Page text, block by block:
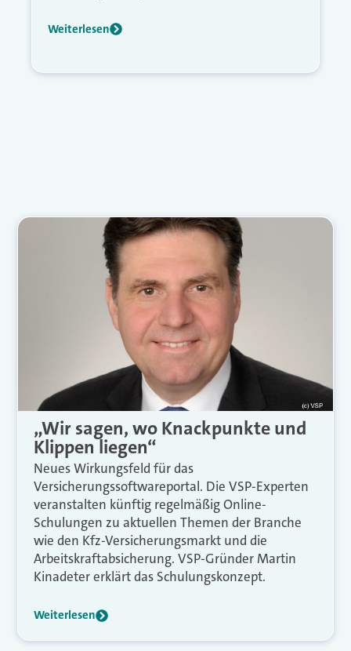
Weiterlesen
„Wir sagen, wo Knackpunkte und
Klippen liegen“
Neues Wirkungsfeld für das
Versicherungssoftwareportal. Die VSP-Experten
veranstalten künftig regelmäßig Online-
Schulungen zu aktuellen Themen der Branche
wie den Kfz-Versicherungsmarkt und die
Arbeitskraftabsicherung. VSP-Gründer Martin
Kinadeter erklärt das Schulungskonzept.
Weiterlesen